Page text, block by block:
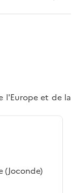
l'Europe et de la
(Joconde)